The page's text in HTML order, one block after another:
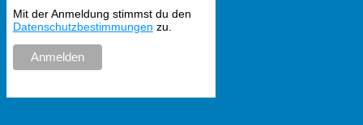
Mit der Anmeldung stimmst du den
Datenschutzbestimmungen zu.